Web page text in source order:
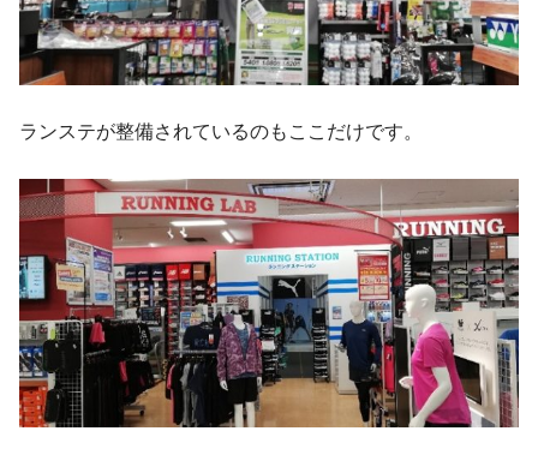
ランステが整備されているのもここだけです。